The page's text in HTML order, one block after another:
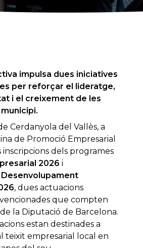
impulsa dues iniciatives
per reforçar el lideratge,
i el creixement de les
Cerdanyola del Vallès, a
de Promoció Empresarial
inscripcions dels programes
2026 i
, dues actuacions
que compten
la Diputació de Barcelona.
estan destinades a
teixit empresarial local en